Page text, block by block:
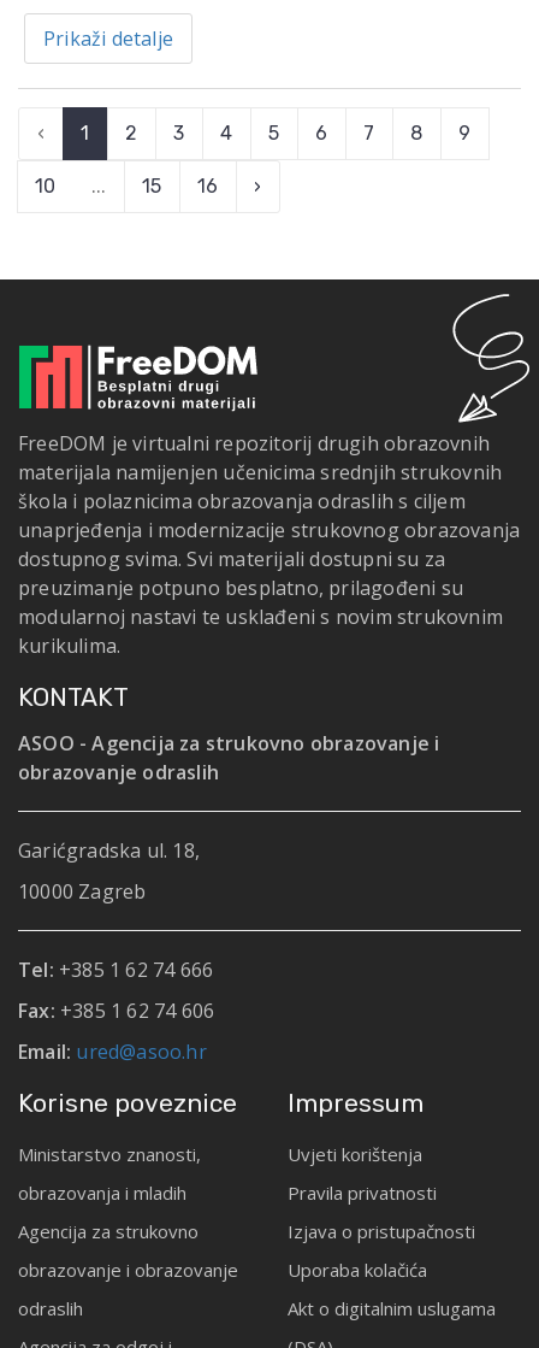
Prikaži detalje
‹ 1 2 3 4 5 6 7 8 9
10 ... 15 16 ›
FreeDOM je virtualni repozitorij drugih obrazovnih
materijala namijenjen učenicima srednjih strukovnih
škola i polaznicima obrazovanja odraslih s ciljem
unaprjeđenja i modernizacije strukovnog obrazovanja
dostupnog svima. Svi materijali dostupni su za
preuzimanje potpuno besplatno, prilagođeni su
modularnoj nastavi te usklađeni s novim strukovnim
kurikulima.
KONTAKT
ASOO - Agencija za strukovno obrazovanje i
obrazovanje odraslih
Garićgradska ul. 18,
10000 Zagreb
Tel: +385 1 62 74 666
Fax: +385 1 62 74 606
Email: ured@asoo.hr
Korisne poveznice
Ministarstvo znanosti,
obrazovanja i mladih
Agencija za strukovno
obrazovanje i obrazovanje
odraslih
Impressum
Uvjeti korištenja
Pravila privatnosti
Izjava o pristupačnosti
Uporaba kolačića
Akt o digitalnim uslugama